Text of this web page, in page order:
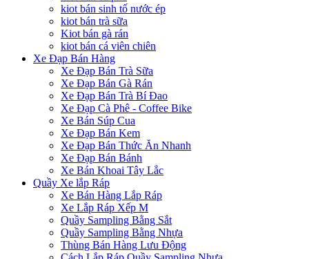
kiot bán sinh tố nước ép
kiot bán trà sữa
Kiot bán gà rán
kiot bán cá viên chiên
Xe Đạp Bán Hàng
Xe Đạp Bán Trà Sữa
Xe Đạp Bán Gà Rán
Xe Đạp Bán Trà Bí Đao
Xe Đạp Cà Phê - Coffee Bike
Xe Bán Súp Cua
Xe Đạp Bán Kem
Xe Đạp Bán Thức Ăn Nhanh
Xe Đạp Bán Bánh
Xe Bán Khoai Tây Lắc
Quầy Xe lắp Ráp
Xe Bán Hàng Lắp Ráp
Xe Lắp Ráp Xếp M
Quầy Sampling Bằng Sắt
Quầy Sampling Bằng Nhựa
Thùng Bán Hàng Lưu Động